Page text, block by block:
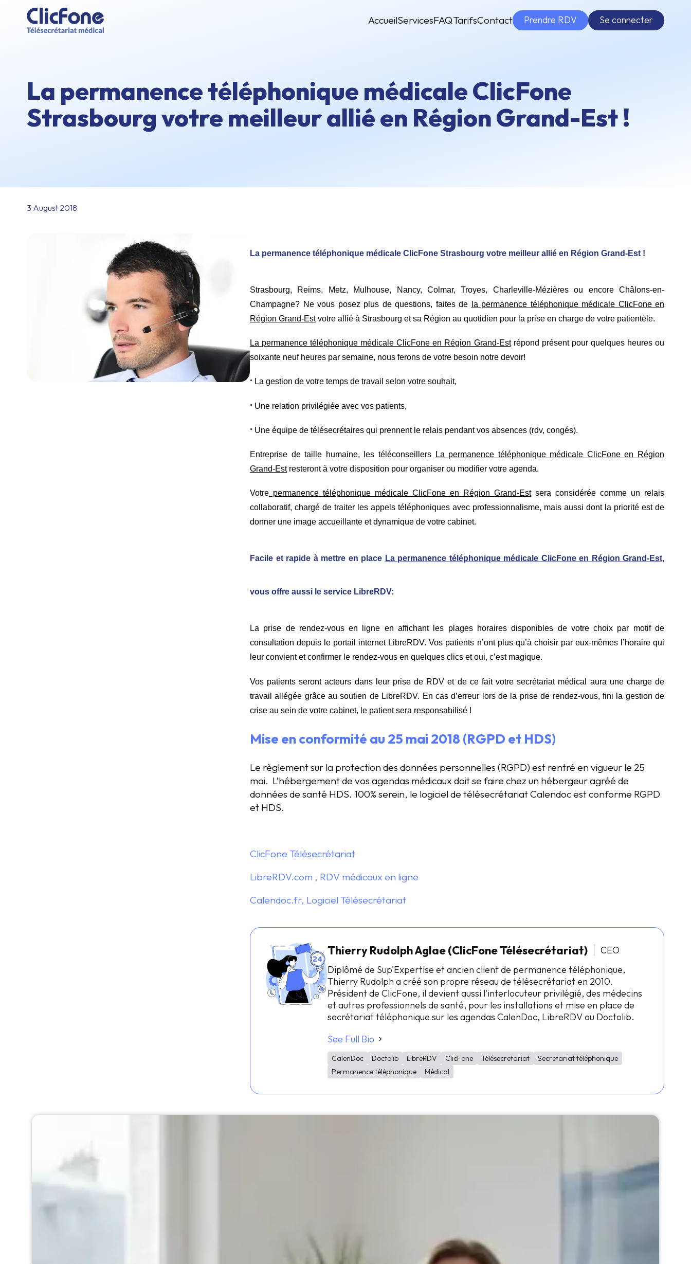
AccueilServicesFAQTarifsContact Prendre RDV Se connecter
La permanence téléphonique médicale ClicFone
Strasbourg votre meilleur allié en Région Grand-Est !
3 August 2018
La permanence téléphonique médicale ClicFone Strasbourg votre meilleur allié en Région Grand-Est !
Strasbourg, Reims, Metz, Mulhouse, Nancy, Colmar, Troyes, Charleville-Mézières ou encore Châlons-en-
Champagne? Ne vous posez plus de questions, faites de
la permanence téléphonique médicale ClicFone en
Région Grand-Estvotre allié à Strasbourg et sa Région au quotidien pour la prise en charge de votre patientèle.
La permanence téléphonique médicale ClicFone en Région Grand-Estrépond présent pour quelques heures ou
soixante neuf heures par semaine, nous ferons de votre besoin notre devoir!
• La gestion de votre temps de travail selon votre souhait,
• Une relation privilégiée avec vos patients,
• Une équipe de télésecrétaires qui prennent le relais pendant vos absences (rdv, congés).
Entreprise de taille humaine, les téléconseillers
La permanence téléphonique médicale ClicFone en Région
Grand-Estresteront à votre disposition pour organiser ou modifier votre agenda.
Votre permanence téléphonique médicale ClicFone en Région Grand-Estsera considérée comme un relais
collaboratif, chargé de traiter les appels téléphoniques avec professionnalisme, mais aussi dont la priorité est de
donner une image accueillante et dynamique de votre cabinet.
Facile et rapide à mettre en place La permanence téléphonique médicale ClicFone en Région Grand-Est,
vous offre aussi le service LibreRDV:
La prise de rendez-vous en ligne en affichant les plages horaires disponibles de votre choix par motif de
consultation depuis le portail internet LibreRDV. Vos patients n’ont plus qu’à choisir par eux-mêmes l’horaire qui
leur convient et confirmer le rendez-vous en quelques clics et oui, c’est magique.
Vos patients seront acteurs dans leur prise de RDV et de ce fait votre secrétariat médical aura une charge de
travail allégée grâce au soutien de LibreRDV. En cas d’erreur lors de la prise de rendez-vous, fini la gestion de
crise au sein de votre cabinet, le patient sera responsabilisé !
Mise en conformité au 25 mai 2018 (RGPD et HDS)
Le règlement sur la protection des données personnelles (RGPD) est rentré en vigueur le 25
mai. L’hébergement de vos agendas médicaux doit se faire chez un hébergeur agréé de
données de santé HDS. 100% serein, le logiciel de télésecrétariat Calendoc est conforme RGPD
et HDS.
ClicFone Télésecrétariat
LibreRDV.com , RDV médicaux en ligne
Calendoc.fr, Logiciel Télésecrétariat
Thierry Rudolph Aglae (ClicFone Télésecrétariat)
CEO
Diplômé de Sup'Expertise et ancien client de permanence téléphonique,
Thierry Rudolph a créé son propre réseau de télésecrétariat en 2010.
Président de ClicFone, il devient aussi l'interlocuteur privilégié, des médecins
et autres professionnels de santé, pour les installations et mise en place de
secrétariat téléphonique sur les agendas CalenDoc, LibreRDV ou Doctolib.
See Full Bio
CalenDoc Doctolib LibreRDV ClicFone Télésecretariat
Secretariat téléphonique
Permanence téléphonique
Médical